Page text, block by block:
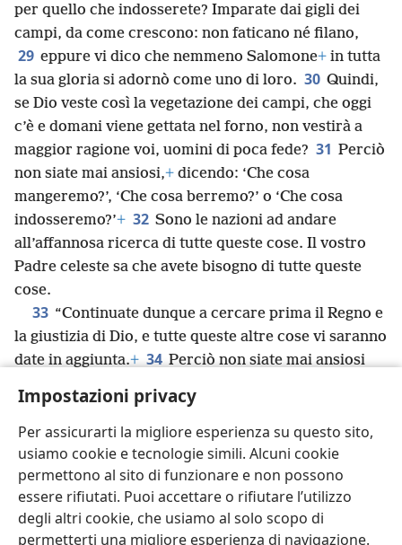
Impostazioni privacy
Per assicurarti la migliore esperienza su questo sito,
usiamo cookie e tecnologie simili. Alcuni cookie
permettono al sito di funzionare e non possono
essere rifiutati. Puoi accettare o rifiutare l’utilizzo
degli altri cookie, che usiamo al solo scopo di
permetterti una migliore esperienza di navigazione.
per quello che indosserete? Imparate dai gigli dei
campi, da come crescono: non faticano né filano,
29 eppure vi dico che nemmeno Salomone+ in tutta
la sua gloria si adornò come uno di loro. 30 Quindi,
se Dio veste così la vegetazione dei campi, che oggi
c’è e domani viene gettata nel forno, non vestirà a
maggior ragione voi, uomini di poca fede? 31 Perciò
non siate mai ansiosi,+ dicendo: ‘Che cosa
mangeremo?’, ‘Che cosa berremo?’ o ‘Che cosa
indosseremo?’+ 32 Sono le nazioni ad andare
all’affannosa ricerca di tutte queste cose. Il vostro
Padre celeste sa che avete bisogno di tutte queste
cose.
33 “Continuate dunque a cercare prima il Regno e
la giustizia di Dio, e tutte queste altre cose vi saranno
date in aggiunta.+ 34 Perciò non siate mai ansiosi
preoccupazioni. A ciascun giorno bastano i suoi
problemi.
Italiano Condividi Impostazioni